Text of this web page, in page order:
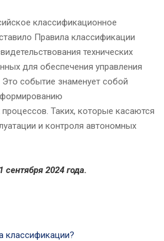
классификационное
Правила классификации
технических
для обеспечения управления
событие знаменует собой
Таких, которые касаются
и контроля автономных
2024 года.
классификации?